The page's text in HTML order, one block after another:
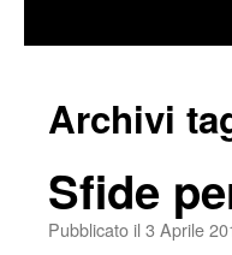
Archivi
Sfide
Pubblicato il 3 Aprile